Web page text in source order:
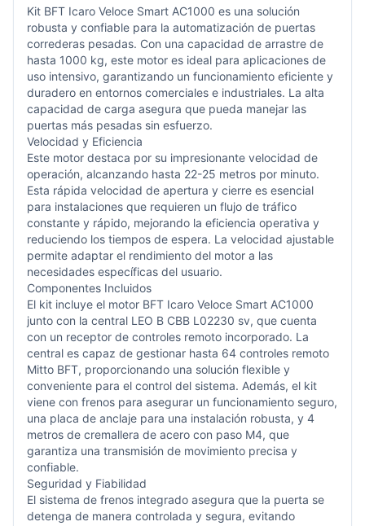
Kit BFT Icaro Veloce Smart AC1000 es una solución
robusta y confiable para la automatización de puertas
correderas pesadas. Con una capacidad de arrastre de
hasta 1000 kg, este motor es ideal para aplicaciones de
uso intensivo, garantizando un funcionamiento eficiente y
duradero en entornos comerciales e industriales. La alta
capacidad de carga asegura que pueda manejar las
puertas más pesadas sin esfuerzo.
Velocidad y Eficiencia
Este motor destaca por su impresionante velocidad de
operación, alcanzando hasta 22-25 metros por minuto.
Esta rápida velocidad de apertura y cierre es esencial
para instalaciones que requieren un flujo de tráfico
constante y rápido, mejorando la eficiencia operativa y
reduciendo los tiempos de espera. La velocidad ajustable
permite adaptar el rendimiento del motor a las
necesidades específicas del usuario.
Componentes Incluidos
El kit incluye el motor BFT Icaro Veloce Smart AC1000
junto con la central LEO B CBB L02230 sv, que cuenta
con un receptor de controles remoto incorporado. La
central es capaz de gestionar hasta 64 controles remoto
Mitto BFT, proporcionando una solución flexible y
conveniente para el control del sistema. Además, el kit
viene con frenos para asegurar un funcionamiento seguro,
una placa de anclaje para una instalación robusta, y 4
metros de cremallera de acero con paso M4, que
garantiza una transmisión de movimiento precisa y
confiable.
Seguridad y Fiabilidad
El sistema de frenos integrado asegura que la puerta se
detenga de manera controlada y segura, evitando